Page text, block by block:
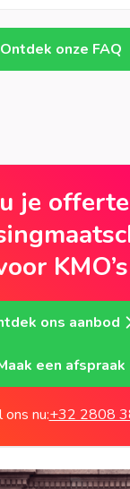
Ontdek onze FAQ
je
KMO’s
ons aanbod
een afspraak
nu:+32 2808